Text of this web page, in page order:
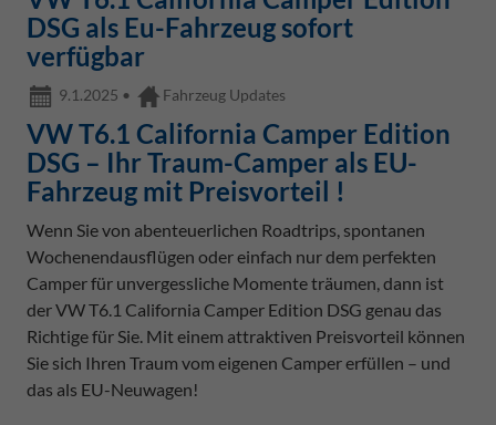
DSG als Eu-Fahrzeug sofort
verfügbar
9.1.2025 • Fahrzeug Updates
VW T6.1 California Camper Edition
DSG – Ihr Traum-Camper als EU-
Fahrzeug mit Preisvorteil !
Wenn Sie von abenteuerlichen Roadtrips, spontanen
Wochenendausflügen oder einfach nur dem perfekten
Camper für unvergessliche Momente träumen, dann ist
der VW T6.1 California Camper Edition DSG genau das
Richtige für Sie. Mit einem attraktiven Preisvorteil können
Sie sich Ihren Traum vom eigenen Camper erfüllen – und
das als EU-Neuwagen!